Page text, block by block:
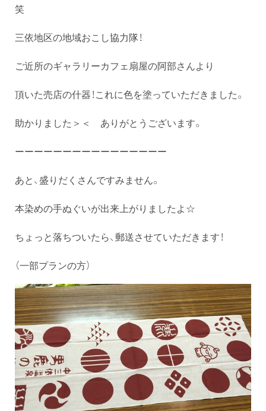
笑
三依地区の地域おこし協力隊！
ご近所のギャラリーカフェ扇屋の阿部さんより
頂いた売店の什器！これに色を塗っていただきました。
助かりました＞＜ ありがとうございます。
ーーーーーーーーーーーーーーーー
あと、盛りだくさんですみません。
本染めの手ぬぐいが出来上がりましたよ☆
ちょっと落ちついたら、郵送させていただきます！
（一部プランの方）